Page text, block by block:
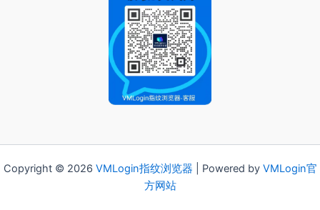
Copyright © 2026 VMLogin指纹浏览器 | Powered by VMLogin官
方网站